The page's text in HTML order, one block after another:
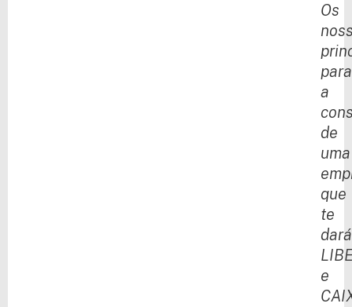
Os
para
a
de
uma
que
te
dará
e